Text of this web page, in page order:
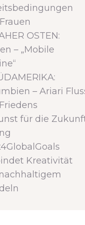
OSTEN:
– „Mobile
– Ariari
für die
Kreativität